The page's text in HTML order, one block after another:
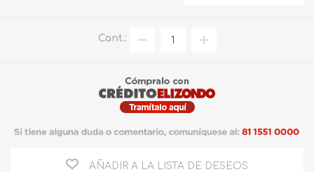
Cant.:
AÑADIR A LA LISTA DE DESEOS